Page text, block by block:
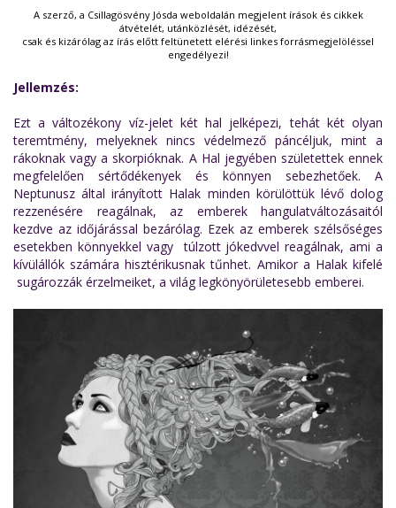
A szerző, a Csillagösvény Jósda weboldalán megjelent írások és cikkek
átvételét, utánközlését, idézését,
csak és kizárólag az írás előtt feltünetett elérési linkes forrásmegjelöléssel
engedélyezi!
Jellemzés:
Ezt a változékony víz-jelet két hal jelképezi, tehát két olyan
teremtmény, melyeknek nincs védelmező páncéljuk, mint a
rákoknak vagy a skorpióknak. A Hal jegyében születettek ennek
megfelelően sértődékenyek és könnyen sebezhetőek. A
Neptunusz által irányított Halak minden körülöttük lévő dolog
rezzenésére reagálnak, az emberek hangulatváltozásaitól
kezdve az időjárással bezárólag. Ezek az emberek szélsőséges
esetekben könnyekkel vagy túlzott jókedvvel reagálnak, ami a
kívülállók számára hisztérikusnak tűnhet. Amikor a Halak kifelé
sugározzák érzelmeiket, a világ legkönyörületesebb emberei.